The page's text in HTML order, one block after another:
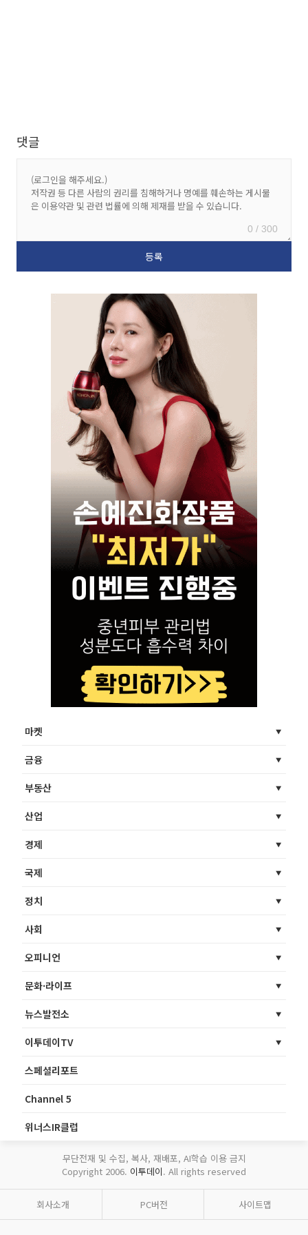
댓글
0 / 300
마켓
금융
부동산
산업
경제
국제
정치
사회
오피니언
문화·라이프
뉴스발전소
이투데이TV
스페셜리포트
Channel 5
위너스IR클럽
무단전재 및 수집, 복사, 재배포, AI학습 이용 금지
Copyright 2006. 이투데이. All rights reserved
회사소개 PC버전 사이트맵